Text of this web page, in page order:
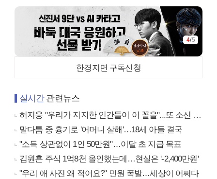
4/5
한경지면 구독신청
실시간관련뉴스
허지웅 "우리가 지지한 인간들이 이 꼴을"...또 소신 발언
말다툼 중 흉기로 '어머니 살해'…18세 아들 결국
"소득 상관없이 1인 50만원"…이달 초 지급 목표
김원훈 주식 1억8천 올인했는데…현실은 '-2,400만원'
"우리 애 사진 왜 적어요?" 민원 폭발…세상이 어쩌다